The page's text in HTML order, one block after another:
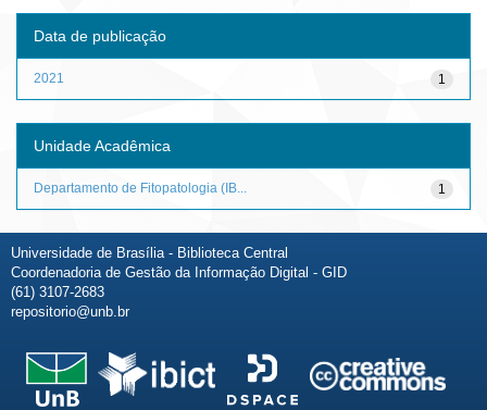
Data de publicação
1
2021
Unidade Acadêmica
1
Departamento de Fitopatologia (IB...
Universidade de Brasília - Biblioteca Central
Coordenadoria de Gestão da Informação Digital - GID
(61) 3107-2683
repositorio@unb.br